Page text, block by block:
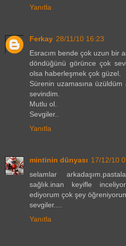
Yanıtla
Ferkay 28/11/10 16:23
Esracım bende çok uzun bir
döndüğünü görünce çok
olsa haberleşmek çok güzel.
Sürenin uzamasına
sevindim.
Mutlu ol.
Sevgiler..
Yanıtla
mintinin dünyası 17/12/10
selamlar
sağlık.inan keyifle
ediyorum çok şey
sevgiler....
Yanıtla